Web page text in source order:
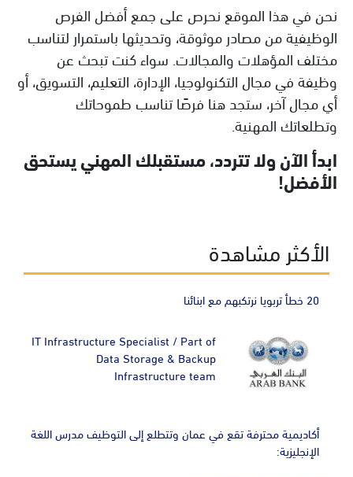
نحن في هذا الموقع نحرص على جمع أفضل الفرص
الوظيفية من مصادر موثوقة، وتحديثها باستمرار لتناسب
مختلف المؤهلات والمجالات. سواء كنت تبحث عن
وظيفة في مجال التكنولوجيا، الإدارة، التعليم، التسويق، أو
أي مجال آخر، ستجد هنا فرصًا تناسب طموحاتك
وتطلعاتك المهنية.
ابدأ الآن ولا تتردد، مستقبلك المهني يستحق
الأفضل!
الأكثر مشاهدة
20 خطأ تربويا نرتكبهم مع ابنائنا
IT Infrastructure Specialist / Part of
Data Storage & Backup
Infrastructure team
أكاديمية محترفة تقع في عمان وتتطلع إلى التوظيف مدرس اللغة
الإنجليزية: